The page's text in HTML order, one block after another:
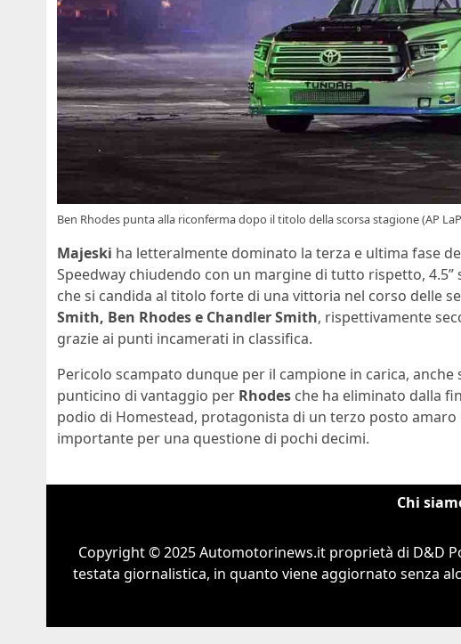
Ben Rhodes punta alla riconferma dopo il titolo della scorsa stagione (AP
Majeski ha letteralmente dominato la terza e ultima fase
Speedway chiudendo con un margine di tutto rispetto, 4.5”
che si candida al titolo forte di una vittoria nel corso delle
Smith, Ben Rhodes e Chandler Smith, rispettivamente
grazie ai punti incamerati in classifica.
Pericolo scampato dunque per il campione in carica,
punticino di vantaggio per Rhodes che ha eliminato dalla
podio di Homestead, protagonista di un terzo posto
importante per una questione di pochi decimi.
Chi
Copyright © 2025 Automotorinews.it proprietà di D&D
testata giornalistica, in quanto viene aggiornato senza